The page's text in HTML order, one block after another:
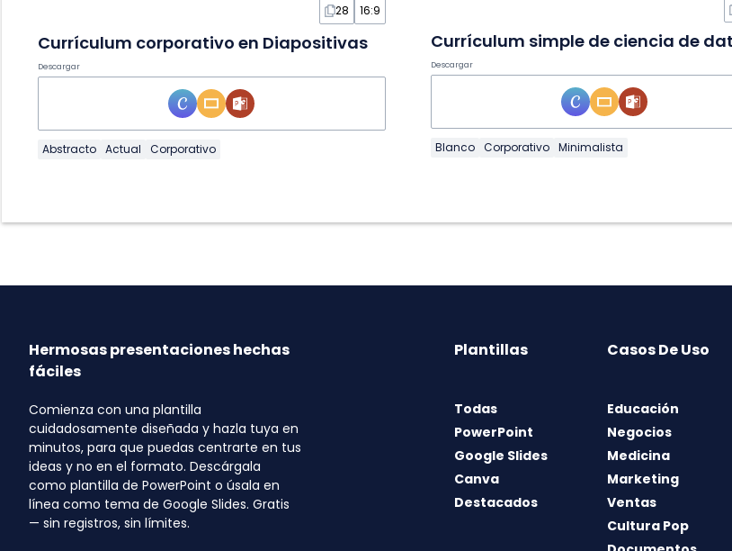
28 16:9
Currículum corporativo en Diapositivas
Descargar
Abstracto Actual Corporativo
Descargar
Blanco Corporativo Minimalista
Hermosas presentaciones hechas
fáciles
Comienza con una plantilla
cuidadosamente diseñada y hazla tuya en
minutos, para que puedas centrarte en tus
ideas y no en el formato. Descárgala
como plantilla de PowerPoint o úsala en
línea como tema de Google Slides. Gratis
— sin registros, sin límites.
Plantillas
Todas
PowerPoint
Google Slides
Canva
Destacados
Casos De Uso
Educación
Negocios
Medicina
Marketing
Ventas
Cultura Pop